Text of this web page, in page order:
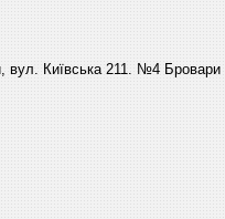
Київська 211. №4 Бровари